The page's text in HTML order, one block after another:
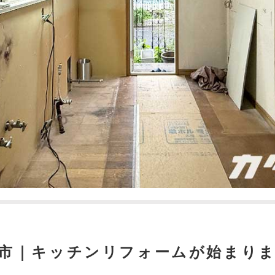
市｜キッチンリフォームが始まり